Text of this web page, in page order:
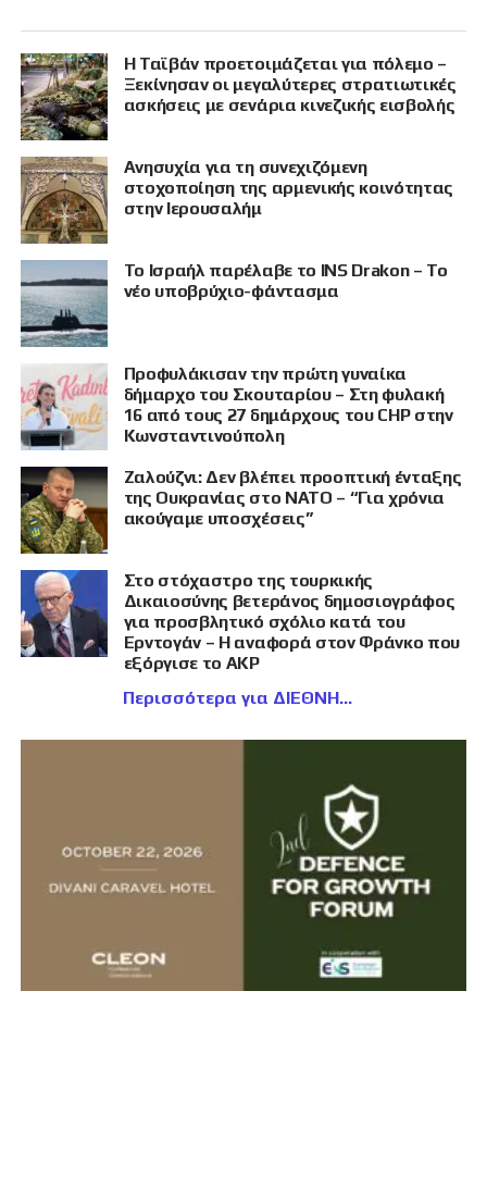
Η Ταϊβάν προετοιμάζεται για πόλεμο –
Ξεκίνησαν οι μεγαλύτερες στρατιωτικές
ασκήσεις με σενάρια κινεζικής εισβολής
Ανησυχία για τη συνεχιζόμενη
στοχοποίηση της αρμενικής κοινότητας
στην Ιερουσαλήμ
Το Ισραήλ παρέλαβε το INS Drakon – Το
νέο υποβρύχιο-φάντασμα
Προφυλάκισαν την πρώτη γυναίκα
δήμαρχο του Σκουταρίου – Στη φυλακή
16 από τους 27 δημάρχους του CHP στην
Κωνσταντινούπολη
Ζαλούζνι: Δεν βλέπει προοπτική ένταξης
της Ουκρανίας στο ΝΑΤΟ – “Για χρόνια
ακούγαμε υποσχέσεις”
Στο στόχαστρο της τουρκικής
Δικαιοσύνης βετεράνος δημοσιογράφος
για προσβλητικό σχόλιο κατά του
Ερντογάν – Η αναφορά στον Φράνκο που
εξόργισε το AKP
Περισσότερα για ΔΙΕΘΝΗ